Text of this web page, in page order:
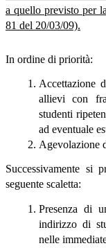
a quello previsto per
81 del 20/03/09).
In ordine di priorità:
Accettazione
allievi con
studenti
ad eventuale
Agevolazione
Successivamente si
seguente scaletta:
Presenza di
indirizzo di
nelle